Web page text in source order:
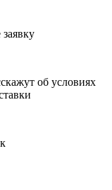
об условиях